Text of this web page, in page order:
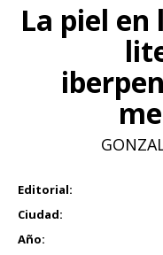
La piel en
Editorial:
Ciudad:
Año: